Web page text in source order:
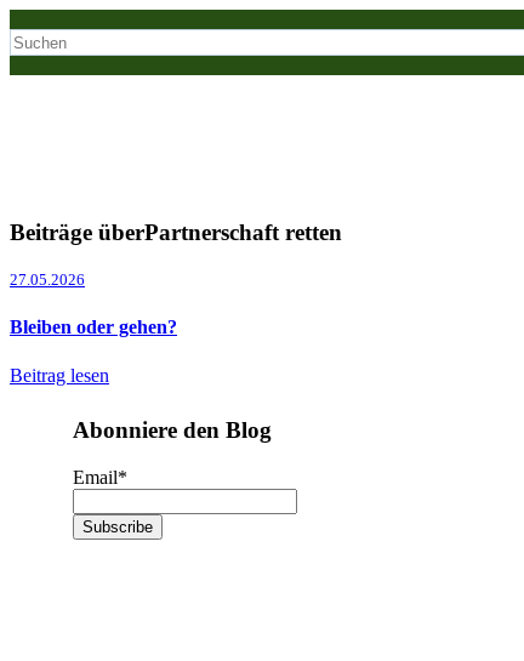
Beiträge überPartnerschaft retten
27.05.2026
Bleiben oder gehen?
Beitrag lesen
Abonniere den Blog
Email*